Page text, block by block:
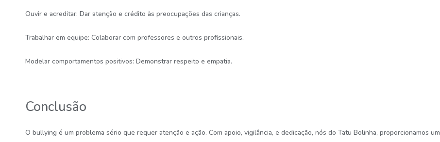
Ouvir e acreditar: Dar atenção e crédito às preocupações das crianças.
Trabalhar em equipe: Colaborar com professores e outros profissionais.
Modelar comportamentos positivos: Demonstrar respeito e empatia.
Conclusão
O bullying é um problema sério que requer atenção e ação. Com apoio, vigilância, e dedicação, nós do Tatu Bolinha, proporcionamos